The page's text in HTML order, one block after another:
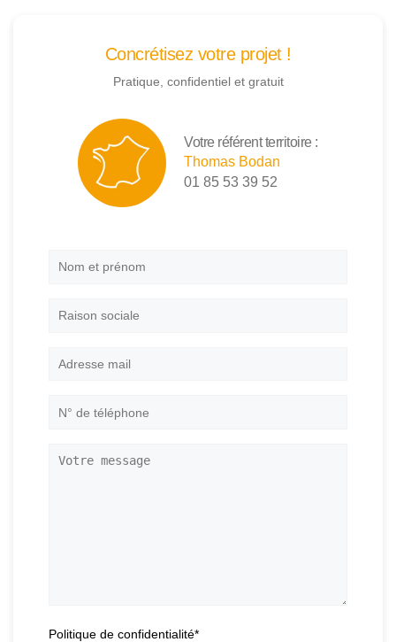
Concrétisez votre projet !
Pratique, confidentiel et gratuit
Votre référent territoire :
Thomas Bodan
01 85 53 39 52
Nom
Raison
Adresse
N°
Votre
Politique de confidentialité*